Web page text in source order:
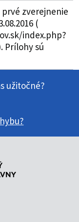
zverejnenie
(
index.php?
Prílohy sú
užitočné?